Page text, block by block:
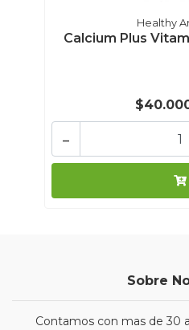
Healthy
Calcium Plus
-
Sobre
Contamos con mas de 30